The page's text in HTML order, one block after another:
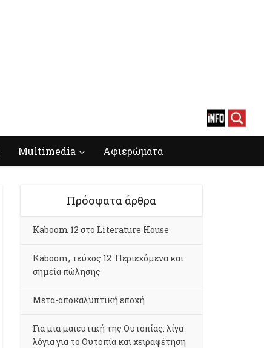
Multimedia Αφιερώματα
Πρόσφατα άρθρα
Kaboom 12 στο Literature House
Kaboom, τεύχος 12. Περιεχόμενα και
σημεία πώλησης
Μετα-αποκαλυπτική εποχή
Για μια μαιευτική της Ουτοπίας: λίγα
λόγια για το Ουτοπία και χειραφέτηση